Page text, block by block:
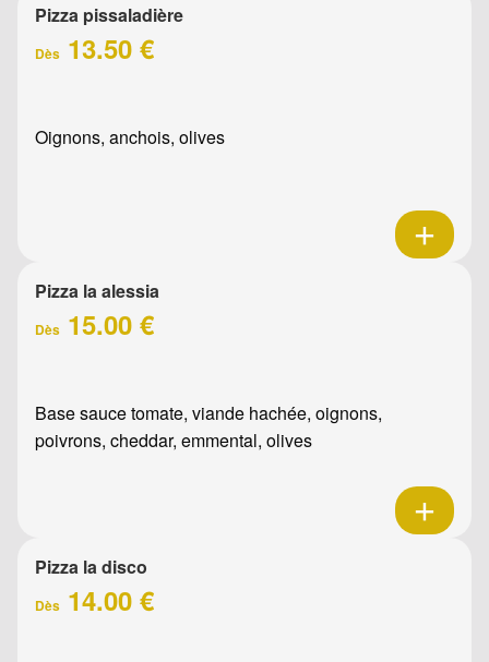
Pizza pissaladière
Dès 13.50 €
Oignons, anchois, olives
Pizza la alessia
Dès 15.00 €
Base sauce tomate, viande hachée, oignons,
poivrons, cheddar, emmental, olives
Pizza la disco
Dès 14.00 €